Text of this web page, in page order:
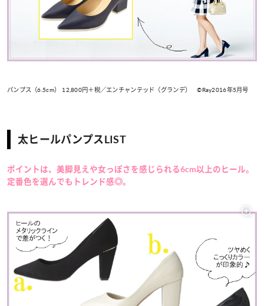
パンプス（6.5cm） 12,800円＋税／エンチャンテッド（グランデ） ©Ray2016年5月号
太ヒールパンプスLIST
ポイントは、美脚見えや女っぽさを感じられる6cm以上のヒール。
定番色を選んでもトレンド感◎。